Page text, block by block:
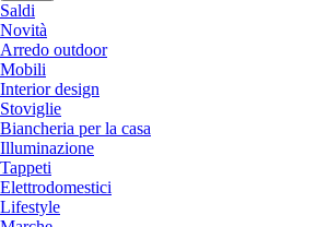
Saldi
Novità
Arredo outdoor
Mobili
Interior design
Stoviglie
Biancheria per la casa
Illuminazione
Tappeti
Elettrodomestici
Lifestyle